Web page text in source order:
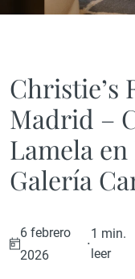
Christie’s
Madrid –
Lamela en
Galería
6 febrero
2026
·
1 min.
leer